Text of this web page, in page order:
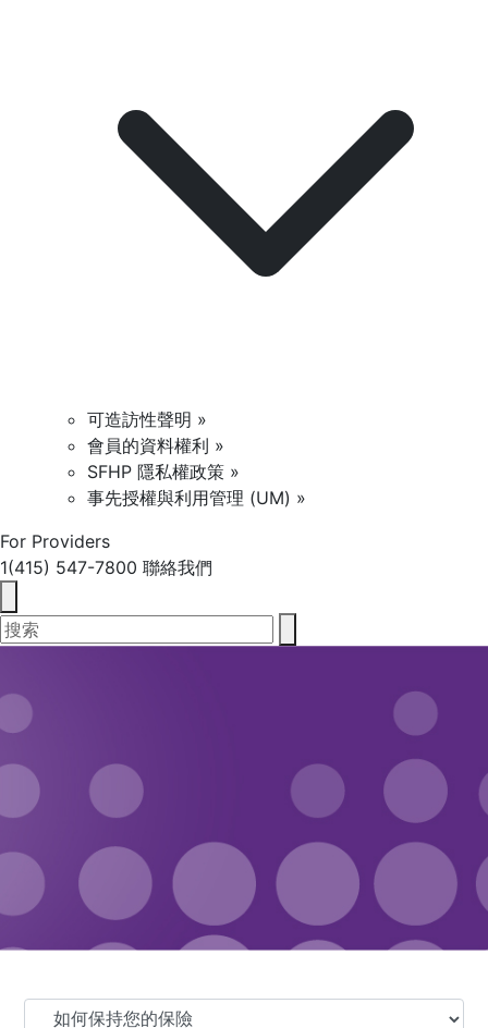
可造訪性聲明 »
會員的資料權利 »
SFHP 隱私權政策 »
事先授權與利用管理 (UM) »
For Providers
1(415) 547-7800 聯絡我們